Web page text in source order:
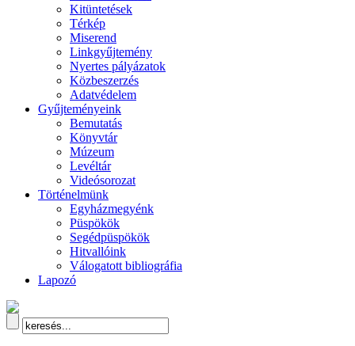
Kitüntetések
Térkép
Miserend
Linkgyűjtemény
Nyertes pályázatok
Közbeszerzés
Adatvédelem
Gyűjteményeink
Bemutatás
Könyvtár
Múzeum
Levéltár
Videósorozat
Történelmünk
Egyházmegyénk
Püspökök
Segédpüspökök
Hitvallóink
Válogatott bibliográfia
Lapozó